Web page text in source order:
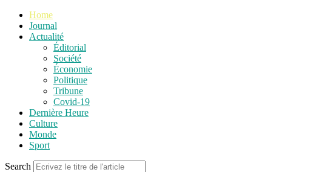
Home
Journal
Actualité
Éditorial
Société
Économie
Politique
Tribune
Covid-19
Dernière Heure
Culture
Monde
Sport
Search